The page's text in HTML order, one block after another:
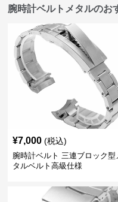
腕時計ベルトメタルのお
¥7,000 (税込)
腕時計ベルト 三連ブロック型
タルベルト高級仕様